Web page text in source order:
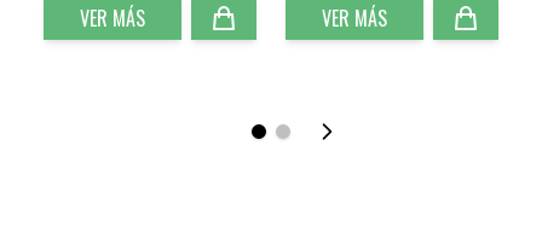
VER MÁS
VER MÁS